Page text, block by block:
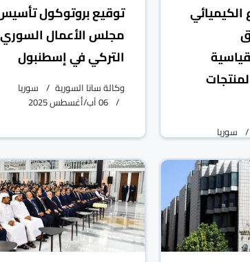
الكيميائي
سوريا
توقيع بروتوكول
مجلس الأعمال السوري
التركي في إسطنبول
وكالة سانا السورية
سوريا
06 آب/أغسطس 2025